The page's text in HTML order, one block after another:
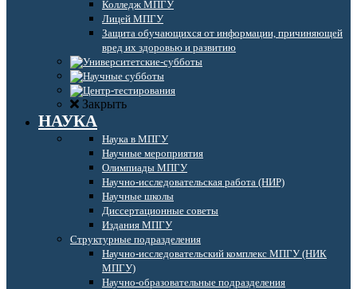
Колледж МПГУ
Лицей МПГУ
Защита обучающихся от информации, причиняющей
вред их здоровью и развитию
Закрыть
НАУКА
Наука в МПГУ
Научные мероприятия
Олимпиады МПГУ
Научно-исследовательская работа (НИР)
Научные школы
Диссертационные советы
Издания МПГУ
Структурные подразделения
Научно-исследовательский комплекс МПГУ (НИК
МПГУ)
Научно-образовательные подразделения